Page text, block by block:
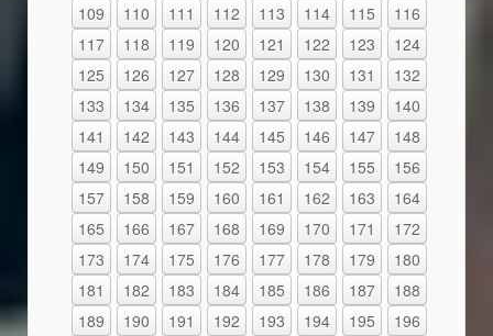
109
110 111 112 113 114 115
116
117
118 119 120 121 122 123
124
125
126 127 128 129 130 131
132
133
134 135 136 137 138 139
140
141
142 143 144 145 146 147
148
149
150 151 152 153 154 155
156
157
158 159 160 161 162 163
164
165
166 167 168 169 170 171
172
173
174 175 176 177 178 179
180
181
182 183 184 185 186 187
188
189
190 191 192 193 194 195
196